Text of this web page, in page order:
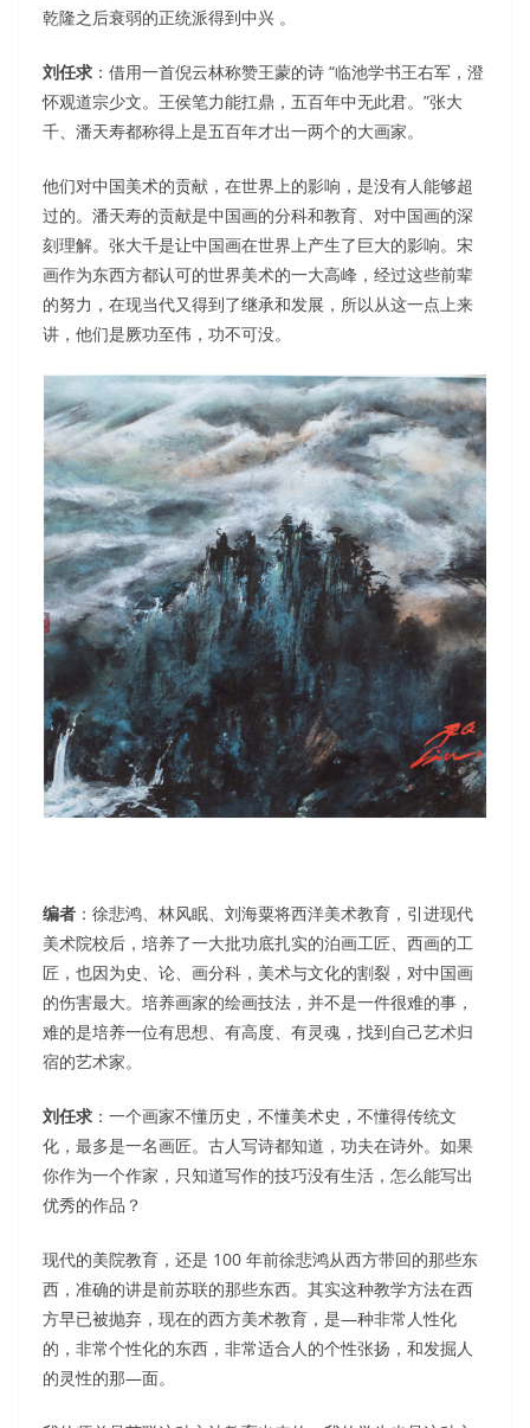
乾隆之后衰弱的正统派得到中兴 。
刘任求 ：借用一首倪云林称赞王蒙的诗 “临池学书王右军，澄
怀观道宗少文。王侯笔力能扛鼎，五百年中无此君。”张大
千、潘天寿都称得上是五百年才出一两个的大画家。
他们对中国美术的贡献，在世界上的影响，是没有人能够超
过的。潘天寿的贡献是中国画的分科和教育、对中国画的深
刻理解。张大千是让中国画在世界上产生了巨大的影响。宋
画作为东西方都认可的世界美术的一大高峰，经过这些前辈
的努力，在现当代又得到了继承和发展，所以从这一点上来
讲，他们是厥功至伟，功不可没。
编者 ：徐悲鸿、林风眠、刘海粟将西洋美术教育，引进现代
美术院校后，培养了一大批功底扎实的泊画工匠、西画的工
匠，也因为史、论、画分科，美术与文化的割裂，对中国画
的伤害最大。培养画家的绘画技法，并不是一件很难的事，
难的是培养一位有思想、有高度、有灵魂，找到自己艺术归
宿的艺术家。
刘任求 ：一个画家不懂历史，不懂美术史，不懂得传统文
化，最多是一名画匠。古人写诗都知道，功夫在诗外。如果
你作为一个作家，只知道写作的技巧没有生活，怎么能写出
优秀的作品？
现代的美院教育，还是 100 年前徐悲鸿从西方带回的那些东
西，准确的讲是前苏联的那些东西。其实这种教学方法在西
方早已被抛弃，现在的西方美术教育，是—种非常人性化
的，非常个性化的东西，非常适合人的个性张扬，和发掘人
的灵性的那—面。